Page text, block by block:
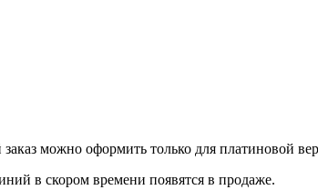
можно оформить только для платиновой
в скором времени появятся в продаже.